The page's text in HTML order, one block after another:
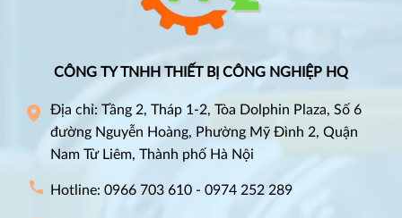
CÔNG TY TNHH THIẾT BỊ CÔNG NGHIỆP HQ
Địa chỉ: Tầng 2, Tháp 1-2, Tòa Dolphin Plaza, Số 6
đường Nguyễn Hoàng, Phường Mỹ Đình 2, Quận
Nam Từ Liêm, Thành phố Hà Nội
Hotline: 0966 703 610 - 0974 252 289